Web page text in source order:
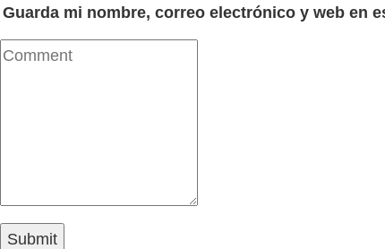
Guarda mi nombre, correo electrónico y web en